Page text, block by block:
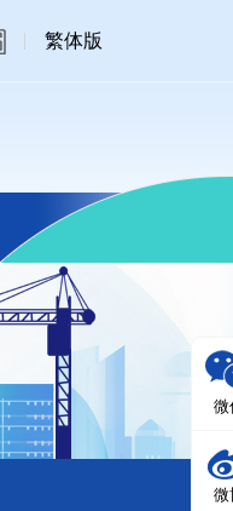
繁体版
微
微